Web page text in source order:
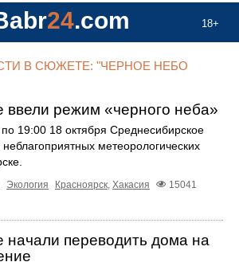
18+
24.com
В СЮЖЕТЕ: "ЧЕРНОЕ НЕБО
ввели режим «черного неба»
19:00 18 октября Среднесибирское
метеорологических
Экология Красноярск, Хакасия
15041
начали переводить дома на